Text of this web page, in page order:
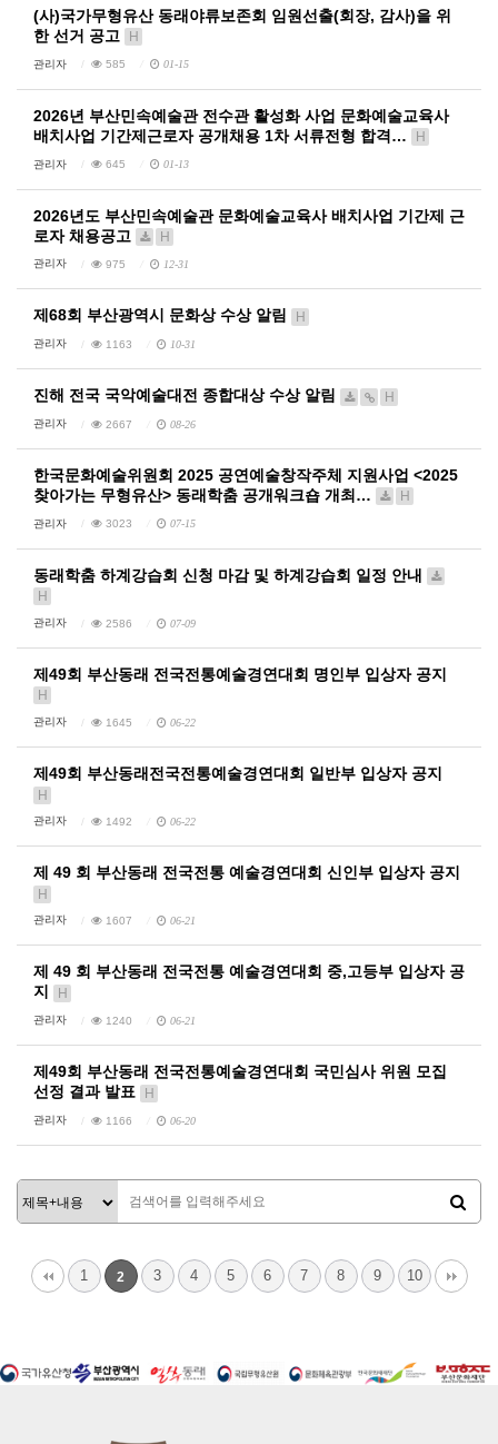
(사)국가무형유산 동래야류보존회 임원선출(회장, 감사)을 위
한 선거 공고
H
관리자 585 01-15
2026년 부산민속예술관 전수관 활성화 사업 문화예술교육사
배치사업 기간제근로자 공개채용 1차 서류전형 합격…
H
관리자 645 01-13
2026년도 부산민속예술관 문화예술교육사 배치사업 기간제 근
로자 채용공고
H
관리자 975 12-31
제68회 부산광역시 문화상 수상 알림 H
관리자 1163 10-31
진해 전국 국악예술대전 종합대상 수상 알림 H
관리자 2667 08-26
한국문화예술위원회 2025 공연예술창작주체 지원사업 <2025
찾아가는 무형유산> 동래학춤 공개워크숍 개최…
H
관리자 3023 07-15
동래학춤 하계강습회 신청 마감 및 하계강습회 일정 안내
H
관리자 2586 07-09
제49회 부산동래 전국전통예술경연대회 명인부 입상자 공지
H
관리자 1645 06-22
제49회 부산동래전국전통예술경연대회 일반부 입상자 공지
H
관리자 1492 06-22
제 49 회 부산동래 전국전통 예술경연대회 신인부 입상자 공지
H
관리자 1607 06-21
제 49 회 부산동래 전국전통 예술경연대회 중,고등부 입상자 공
지
H
관리자 1240 06-21
제49회 부산동래 전국전통예술경연대회 국민심사 위원 모집
선정 결과 발표
H
관리자 1166 06-20
1 2 3 4 5 6 7 8 9 10